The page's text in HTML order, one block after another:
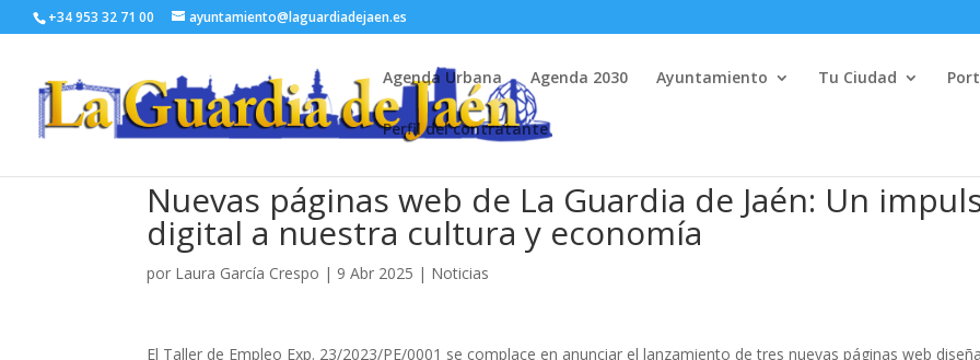
+34 953 32 71 00 ayuntamiento@laguardiadejaen.es
Agenda Urbana Agenda 2030 Ayuntamiento Tu Ciudad
Perfil del contratante
Nuevas páginas web de La Guardia de Jaén: Un
digital a nuestra cultura y economía
por Laura García Crespo | 9 Abr 2025 | Noticias
El Taller de Empleo Exp. 23/2023/PE/0001 se complace en anunciar el lanzamiento de tres nuevas páginas web